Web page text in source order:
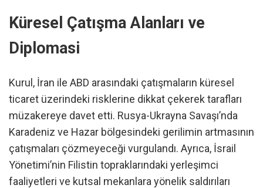
Küresel Çatışma Alanları ve
Diplomasi
Kurul, İran ile ABD arasındaki çatışmaların küresel
ticaret üzerindeki risklerine dikkat çekerek tarafları
müzakereye davet etti. Rusya-Ukrayna Savaşı’nda
Karadeniz ve Hazar bölgesindeki gerilimin artmasının
çatışmaları çözmeyeceği vurgulandı. Ayrıca, İsrail
Yönetimi’nin Filistin topraklarındaki yerleşimci
faaliyetleri ve kutsal mekanlara yönelik saldırıları